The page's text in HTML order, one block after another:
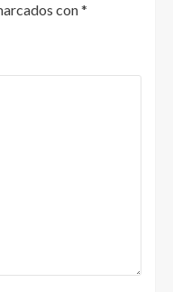
con*